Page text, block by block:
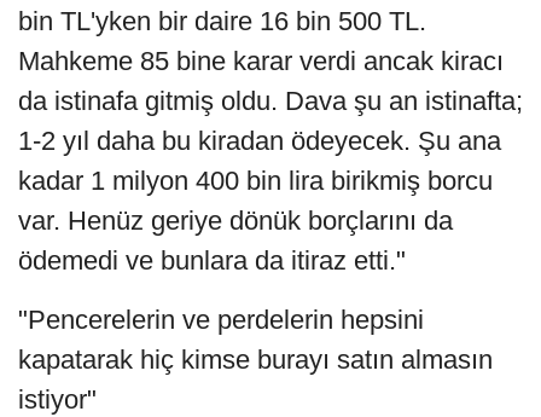
bin TL'yken bir daire 16 bin 500 TL.
Mahkeme 85 bine karar verdi ancak kiracı
da istinafa gitmiş oldu. Dava şu an istinafta;
1-2 yıl daha bu kiradan ödeyecek. Şu ana
kadar 1 milyon 400 bin lira birikmiş borcu
var. Henüz geriye dönük borçlarını da
ödemedi ve bunlara da itiraz etti."
"Pencerelerin ve perdelerin hepsini
kapatarak hiç kimse burayı satın almasın
istiyor"